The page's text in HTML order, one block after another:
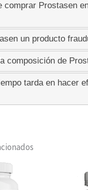
comprar Prostasen
un producto
composición de
tarda en hacer